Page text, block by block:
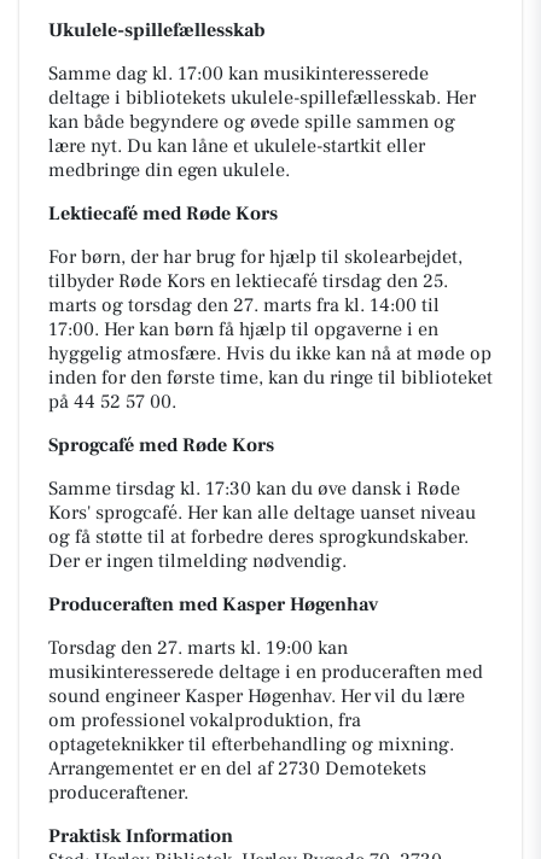
Ukulele-spillefællesskab
Samme dag kl. 17:00 kan musikinteresserede
deltage i bibliotekets ukulele-spillefællesskab. Her
kan både begyndere og øvede spille sammen og
lære nyt. Du kan låne et ukulele-startkit eller
medbringe din egen ukulele.
Lektiecafé med Røde Kors
For børn, der har brug for hjælp til skolearbejdet,
tilbyder Røde Kors en lektiecafé tirsdag den 25.
marts og torsdag den 27. marts fra kl. 14:00 til
17:00. Her kan børn få hjælp til opgaverne i en
hyggelig atmosfære. Hvis du ikke kan nå at møde op
inden for den første time, kan du ringe til biblioteket
på 44 52 57 00.
Sprogcafé med Røde Kors
Samme tirsdag kl. 17:30 kan du øve dansk i Røde
Kors' sprogcafé. Her kan alle deltage uanset niveau
og få støtte til at forbedre deres sprogkundskaber.
Der er ingen tilmelding nødvendig.
Produceraften med Kasper Høgenhav
Torsdag den 27. marts kl. 19:00 kan
musikinteresserede deltage i en produceraften med
sound engineer Kasper Høgenhav. Her vil du lære
om professionel vokalproduktion, fra
optageteknikker til efterbehandling og mixning.
Arrangementet er en del af 2730 Demotekets
produceraftener.
Praktisk Information